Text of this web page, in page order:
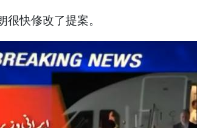
快修改了提案。